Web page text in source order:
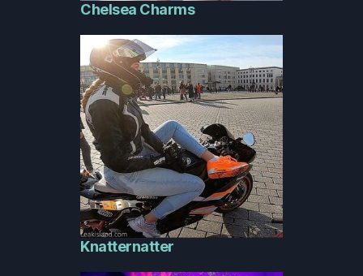
Chelsea Charms
Knatternatter